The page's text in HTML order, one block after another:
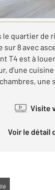
dédié
le quartier de
sur 8 avec
T4 est à
d'une
une
Visite
Voir le détail